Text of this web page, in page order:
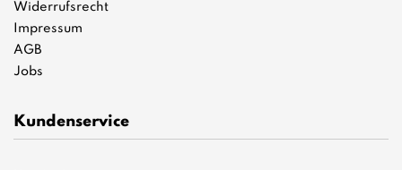
Widerrufsrecht
Impressum
AGB
Jobs
Kundenservice